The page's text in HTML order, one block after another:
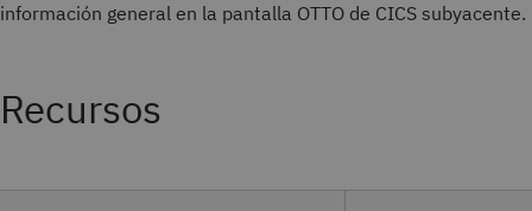
información general en la pantalla OTTO de CICS subyacente.
Recursos